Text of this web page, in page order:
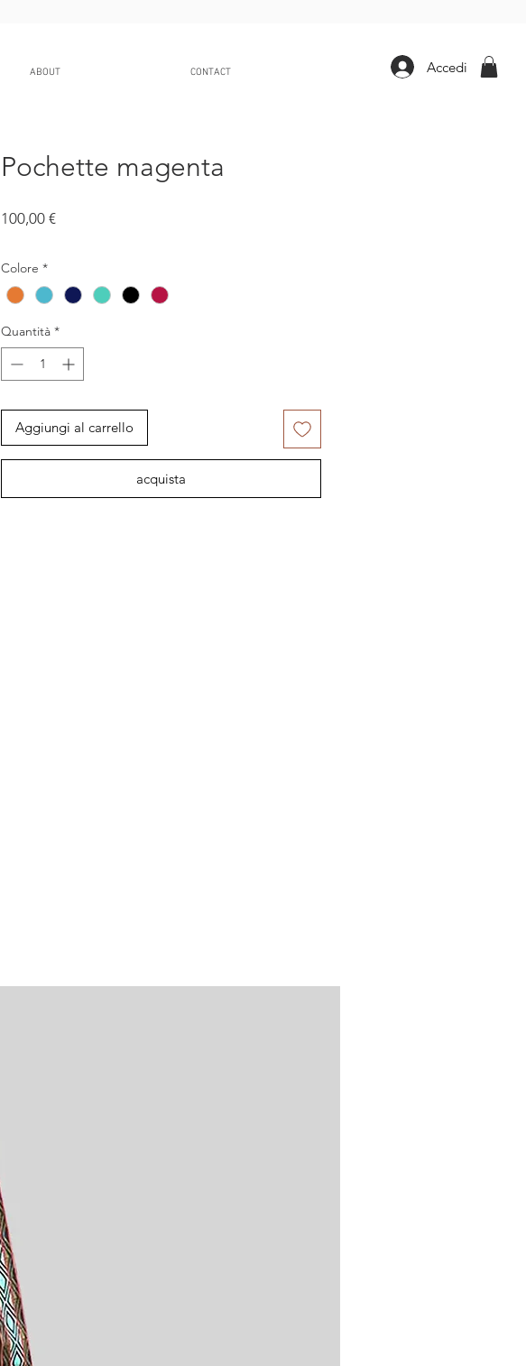
ABOUT CONTACT Accedi
Pochette magenta
100,00 €Prezzo
Colore *
Quantità *
Aggiungi al carrello
acquista